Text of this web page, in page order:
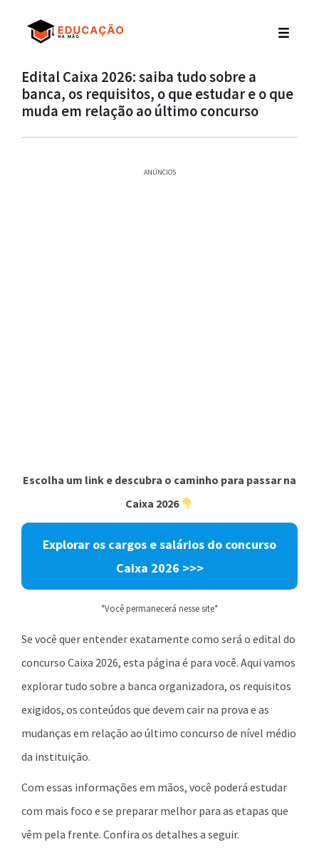
Edital Caixa 2026: saiba tudo sobre a
banca, os requisitos, o que estudar e o que
muda em relação ao último concurso
ANÚNCIOS
Escolha um link e descubra o caminho para passar na
Caixa 2026
Explorar os cargos e salários do concurso
Caixa 2026 >>>
*Você permanecerá nesse site*
Se você quer entender exatamente como será o edital do
concurso Caixa 2026, esta página é para você. Aqui vamos
explorar tudo sobre a banca organizadora, os requisitos
exigidos, os conteúdos que devem cair na prova e as
mudanças em relação ao último concurso de nível médio
da instituição.
Com essas informações em mãos, você poderá estudar
com mais foco e se preparar melhor para as etapas que
vêm pela frente. Confira os detalhes a seguir.